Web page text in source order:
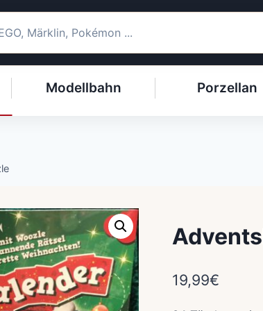
Modellbahn Porzellan
19,99€